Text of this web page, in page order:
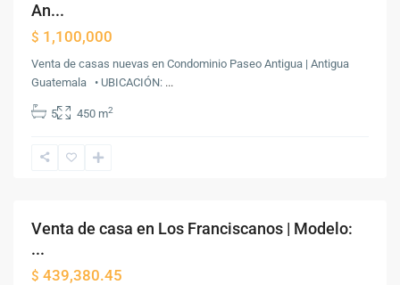
An...
$ 1,100,000
Venta de casas nuevas en Condominio Paseo Antigua | Antigua
Guatemala • UBICACIÓN: ...
5 450 m2
Antigua
Ciudad
Venta
Venta de casa en Los Franciscanos | Modelo:
...
$ 439,380.45